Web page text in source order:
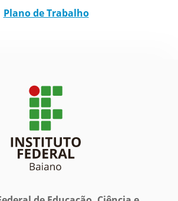
Plano de Trabalho